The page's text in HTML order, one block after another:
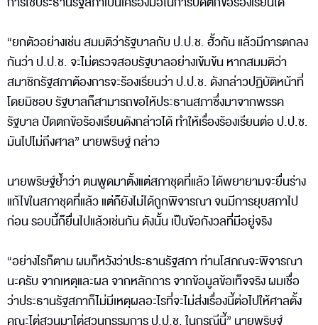
“ยกตัวอย่างเช่น สมมติว่ารัฐบาลกับ ป.ป.ช. ฮั้วกัน แล้วมีการตกลง
กันว่า ป.ป.ช. จะไม่ตรวจสอบรัฐบาลอย่างเข้มข้น หากสมมติว่า
สมาชิกรัฐสภาต้องการจะร้องเรียนว่า ป.ป.ช. ดังกล่าวปฏิบัติหน้าที่
โดยมิชอบ รัฐบาลก็สามารถขอให้ประธานสภาซึ่งมาจากพรรค
รัฐบาล ปัดตกข้อร้องเรียนดังกล่าวได้ ทำให้เรื่องร้องเรียนต่อ ป.ป.ช.
มันไปไม่ถึงศาล” นายพริษฐ์ กล่าว
นายพริษฐ์ย้ำว่า ตนพูดมาตั้งแต่สภาชุดที่แล้ว ได้พยายามจะยื่นร่าง
แก้ไขในสภาชุดที่แล้ว แต่ก็ยังไม่ได้ถูกพิจารณา จนมีการยุบสภาไป
ก่อน รอบนี้ก็ยื่นไปแล้วเช่นกัน ดังนั้น เป็นข้อกังวลที่มีอยู่จริง
“อย่างไรก็ตาม ผมก็หวังว่าประธานรัฐสภา ท่านโสภณจะพิจารณา
นะครับ จากเหตุและผล จากหลักการ จากข้อมูลข้อเท็จจริง ผมเชื่อ
ว่าประธานรัฐสภาก็ไม่มีเหตุผลอะไรที่จะไม่ส่งเรื่องนี้ต่อไปให้ศาลตั้ง
คณะไต่สวนมาไต่สวนกรรมการ ป.ป.ช. ในกรณีนี้” นายพริษฐ์